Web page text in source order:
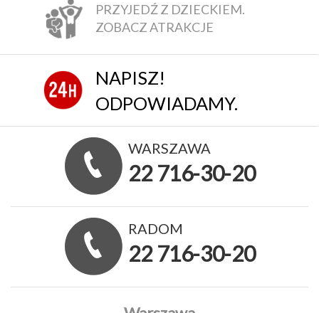
PRZYJEDŹ Z DZIECKIEM.
ZOBACZ ATRAKCJE
NAPISZ!
ODPOWIADAMY.
WARSZAWA
22 716-30-20
RADOM
22 716-30-20